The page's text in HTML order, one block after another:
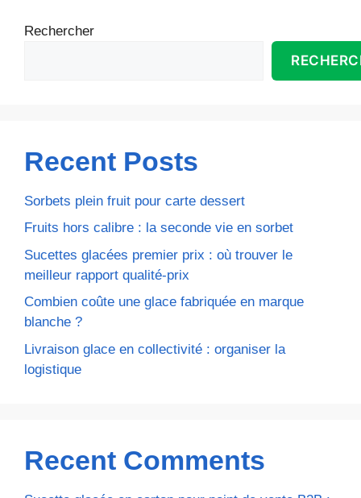
Rechercher
Recent Posts
Sorbets plein fruit pour carte dessert
Fruits hors calibre : la seconde vie en sorbet
Sucettes glacées premier prix : où trouver le
meilleur rapport qualité-prix
Combien coûte une glace fabriquée en marque
blanche ?
Livraison glace en collectivité : organiser la
logistique
Recent Comments